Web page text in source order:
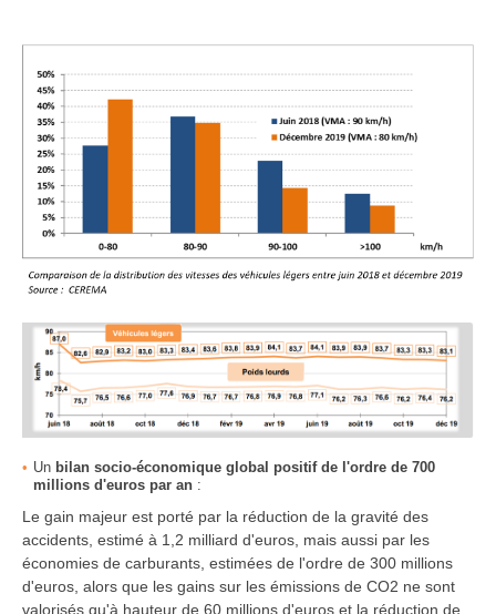
Un bilan socio-économique global positif de l'ordre de 700
millions d'euros par an :
Le gain majeur est porté par la réduction de la gravité des
accidents, estimé à 1,2 milliard d'euros, mais aussi par les
économies de carburants, estimées de l'ordre de 300 millions
d'euros, alors que les gains sur les émissions de CO2 ne sont
valorisés qu'à hauteur de 60 millions d'euros et la réduction de